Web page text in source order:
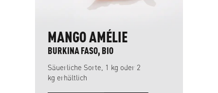
MANGO AMÉLIE
BURKINA FASO, BIO
Säuerliche Sorte, 1 kg oder 2
kg erhältlich